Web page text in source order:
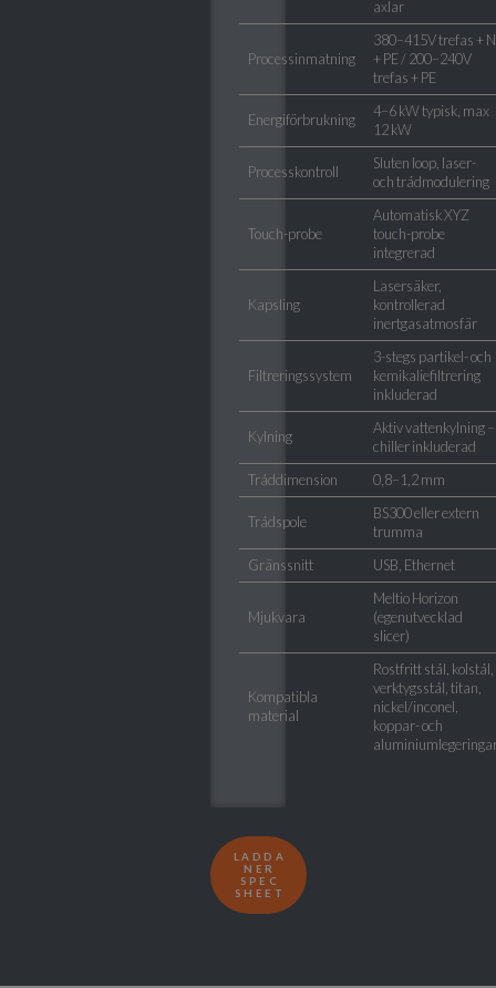
axlar
Processinmatning
380–415V trefas + N
+ PE / 200–240V
trefas + PE
Energiförbrukning
4–6 kW typisk, max
12 kW
Processkontroll
Sluten loop, laser-
och trådmodulering
Touch-probe
Automatisk XYZ
touch-probe
integrerad
Kapsling
Lasersäker,
kontrollerad
inertgasatmosfär
Filtreringssystem
3-stegs partikel- och
kemikaliefiltrering
inkluderad
Kylning
Aktiv vattenkylning –
chiller inkluderad
Tråddimension
0,8–1,2 mm
Trådspole
BS300 eller extern
trumma
Gränssnitt
USB, Ethernet
Mjukvara
Meltio Horizon
(egenutvecklad
slicer)
Kompatibla
material
Rostfritt stål, kolstål,
verktygsstål, titan,
nickel/inconel,
koppar- och
LADDA
NER
SPEC
SHEET